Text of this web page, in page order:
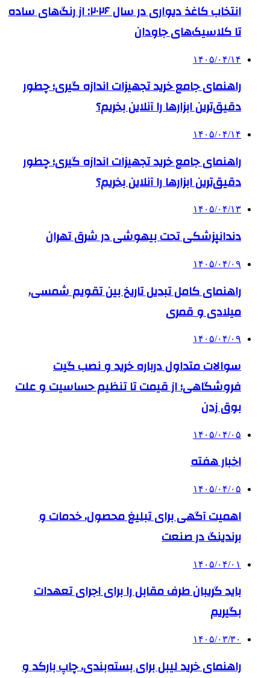
انتخاب کاغذ دیواری در سال ۲۰۲۶: از رنگ‌های ساده
تا کلاسیک‌های جاودان
۱۴۰۵/۰۴/۱۴
راهنمای جامع خرید تجهیزات اندازه گیری؛ چطور
دقیق‌ترین ابزارها را آنلاین بخریم؟
۱۴۰۵/۰۴/۱۴
راهنمای جامع خرید تجهیزات اندازه گیری؛ چطور
دقیق‌ترین ابزارها را آنلاین بخریم؟
۱۴۰۵/۰۴/۱۳
دندانپزشکی تحت بیهوشی در شرق تهران
۱۴۰۵/۰۴/۰۹
راهنمای کامل تبدیل تاریخ بین تقویم شمسی،
میلادی و قمری
۱۴۰۵/۰۴/۰۹
سوالات متداول درباره خرید و نصب گیت
فروشگاهی؛ از قیمت تا تنظیم حساسیت و علت
بوق زدن
۱۴۰۵/۰۴/۰۵
اخبار هفته
۱۴۰۵/۰۴/۰۵
اهمیت آگهی برای تبلیغ محصول، خدمات و
برندینگ در صنعت
۱۴۰۵/۰۴/۰۱
باید گریبان طرف مقابل را برای اجرای تعهدات
بگیریم
۱۴۰۵/۰۳/۳۰
راهنمای خرید لیبل برای بسته‌بندی، چاپ بارکد و